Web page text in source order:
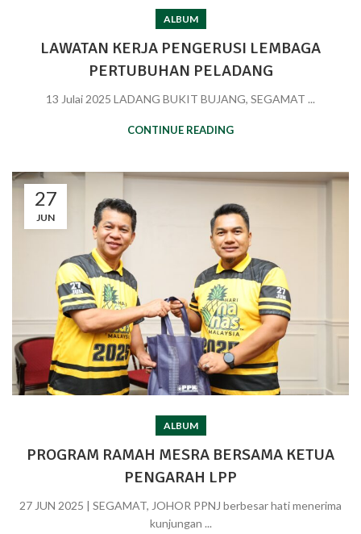
ALBUM
LAWATAN KERJA PENGERUSI LEMBAGA
PERTUBUHAN PELADANG
13 Julai 2025 LADANG BUKIT BUJANG, SEGAMAT ...
CONTINUE READING
27
JUN
ALBUM
PROGRAM RAMAH MESRA BERSAMA KETUA
PENGARAH LPP
27 JUN 2025 | SEGAMAT, JOHOR PPNJ berbesar hati menerima
kunjungan ...